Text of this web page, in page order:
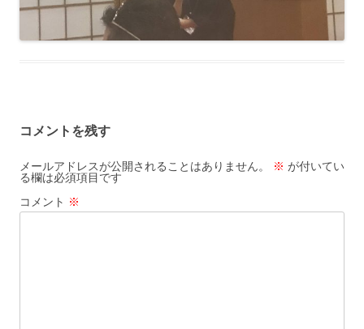
コメントを残す
メールアドレスが公開されることはありません。 ※ が付いてい
る欄は必須項目です
コメント ※